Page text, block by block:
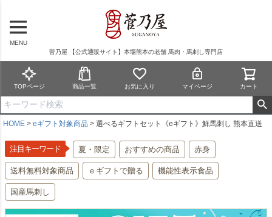
MENU
菅乃屋 【公式通販サイト】本場熊本の老舗 馬肉・馬刺し専門店
TOPページ 商品一覧 お気に入り マイページ カート
HOME eギフト対象商品 選べるギフトセット《eギフト》鮮馬刺し 熊本直送
注目キーワード 夏・限定 おすすめの商品 赤身
送料無料対象商品 ｅギフトで贈る 機能性表示食品
国産馬刺し